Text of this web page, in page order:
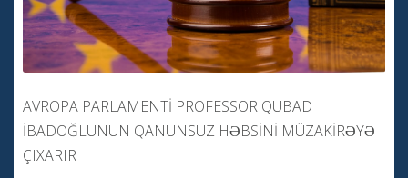
AVROPA PARLAMENTİ PROFESSOR QUBAD
İBADOĞLUNUN QANUNSUZ HƏBSİNİ MÜZAKİRƏYƏ
ÇIXARIR